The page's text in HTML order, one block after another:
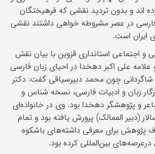
اند و بدون تردید نقشی که فرهیختگان
در عصر مشروطه خواهی داشتند نقشی
ایران است.
و اجتماعی استانداری قزوین با بیان نقش
علی اکبر دهخدا در احیای زبان فارسی
چون محمد دبیرسیاقی گفت: دکتر
زبان و ادبیات فارسی، نسخه شناس و
و پژوهشگر دهخدا بود. وی در خانواده‌ای
(دبیر الممالک) پرورش یافته بود و تمام
پژوهش برای معرفی داشته‌های باشکوه
درعرصه‌های بین‌المللی کرده بود.